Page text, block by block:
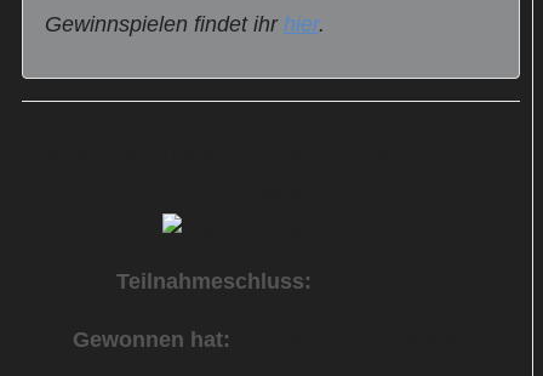
Gewinnspielen findet ihr hier.
Teilnahmeschluss:
Gewonnen hat: